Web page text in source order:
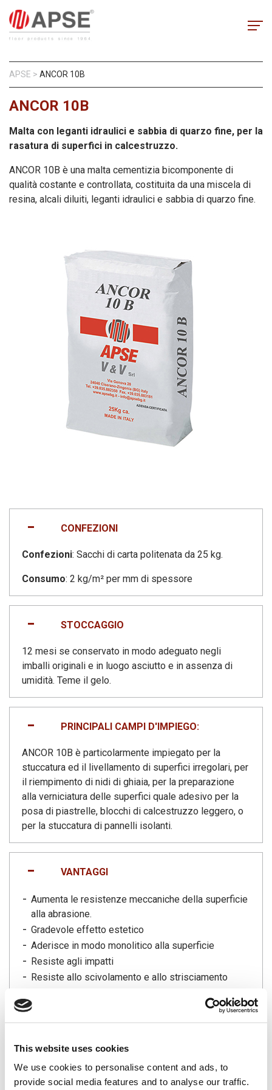
This website uses cookies
We use cookies to personalise content and ads, to
provide social media features and to analyse our traffic.
APSE > ANCOR 10B
ANCOR 10B
Malta con leganti idraulici e sabbia di quarzo fine, per la
rasatura di superfici in calcestruzzo.
ANCOR 10B è una malta cementizia bicomponente di
qualità costante e controllata, costituita da una miscela di
resina, alcali diluiti, leganti idraulici e sabbia di quarzo fine.
CONFEZIONI
Confezioni: Sacchi di carta politenata da 25 kg.
Consumo: 2 kg/m² per mm di spessore
STOCCAGGIO
12 mesi se conservato in modo adeguato negli
imballi originali e in luogo asciutto e in assenza di
umidità. Teme il gelo.
PRINCIPALI CAMPI D'IMPIEGO:
ANCOR 10B è particolarmente impiegato per la
stuccatura ed il livellamento di superfici irregolari, per
il riempimento di nidi di ghiaia, per la preparazione
alla verniciatura delle superfici quale adesivo per la
posa di piastrelle, blocchi di calcestruzzo leggero, o
per la stuccatura di pannelli isolanti.
VANTAGGI
Aumenta le resistenze meccaniche della superficie
alla abrasione.
Gradevole effetto estetico
Aderisce in modo monolitico alla superficie
Resiste agli impatti
Resiste allo scivolamento e allo strisciamento
non genera ossidazione.
La finitura può essere realizzata liscia o
Il prodotto risponde alle normative relativamente
alle classi di resistenza al fuoco.
Se trattato con METALCRIL, conferisce ottime